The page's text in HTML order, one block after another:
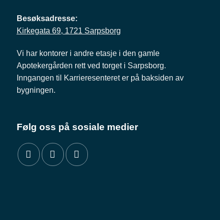
Besøksadresse:
Kirkegata 69, 1721 Sarpsborg
Vi har kontorer i andre etasje i den gamle
Apotekergården rett ved torget i Sarpsborg.
Inngangen til Karrieresenteret er på baksiden av
bygningen.
Følg oss på sosiale medier